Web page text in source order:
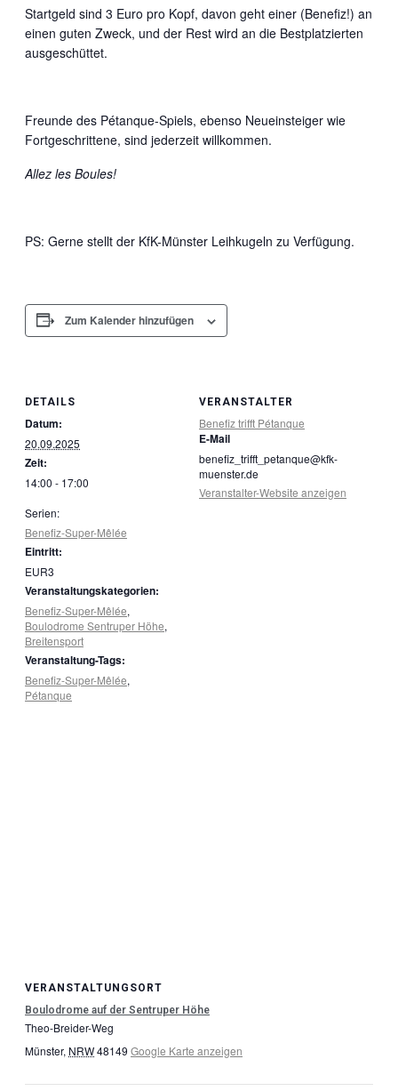
Startgeld sind 3 Euro pro Kopf, davon geht einer (Benefiz!) an
einen guten Zweck, und der Rest wird an die Bestplatzierten
ausgeschüttet.
Freunde des Pétanque-Spiels, ebenso Neueinsteiger wie
Fortgeschrittene, sind jederzeit willkommen.
Allez les Boules!
PS: Gerne stellt der KfK-Münster Leihkugeln zu Verfügung.
Zum Kalender hinzufügen
DETAILS
Datum:
20.09.2025
Zeit:
14:00 - 17:00
Serien:
Benefiz-Super-Mêlée
Eintritt:
EUR3
Veranstaltungskategorien:
Benefiz-Super-Mêlée,
Boulodrome Sentruper Höhe,
Breitensport
Veranstaltung-Tags:
Benefiz-Super-Mêlée,
Pétanque
VERANSTALTER
Benefiz trifft Pétanque
E-Mail
benefiz_trifft_petanque@kfk-
muenster.de
Veranstalter-Website anzeigen
VERANSTALTUNGSORT
Boulodrome auf der Sentruper Höhe
Theo-Breider-Weg
Münster, NRW48149 Google Karte anzeigen